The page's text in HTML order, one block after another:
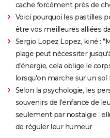
cache forcément près de
Voici pourquoi les pastilles
être vos meilleures alliées
Sergio Lopez Lopez, kiné :
plage peut nécessiter
d'énergie, cela oblige le
lorsqu'on marche sur un sol
Selon la psychologie, les
souvenirs de l'enfance de
seulement par nostalgie :
de réguler leur humeur